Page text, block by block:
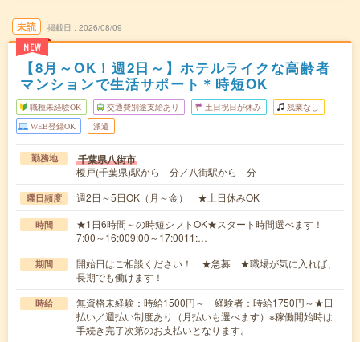
未読
NEW
掲載日 2026/08/09
【8月～OK！週2日～】ホテルライクな高齢者
マンションで生活サポート＊時短OK
職種未経験OK 交通費別途支給あり 土日祝日が休み 残業なし
WEB登録OK 派遣
勤務地 千葉県八街市
榎戸(千葉県)駅から---分／八街駅から---分
曜日頻度 週2日～5日OK（月～金） ★土日休みOK
時間
★1日6時間～の時短シフトOK★スタート時間選べます！
7:00～16:009:00～17:0011:…
期間
開始日はご相談ください！ ★急募 ★職場が気に入れば、
長期でも働けます！
時給
無資格未経験：時給1500円～ 経験者：時給1750円～★日
払い／週払い制度あり（月払いも選べます）※稼働開始時は
手続き完了次第のお支払いとなります。